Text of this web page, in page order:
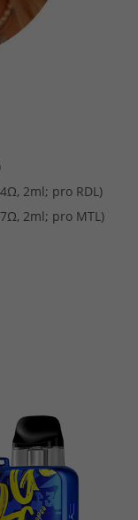
2ml; pro RDL)
2ml; pro MTL)